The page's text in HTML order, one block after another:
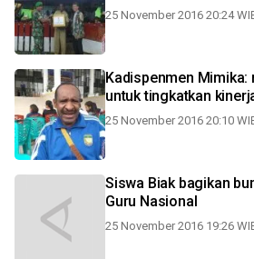
25 November 2016 20:24
Kadispenmen Mimika:
untuk tingkatkan
25 November 2016 20:10
Siswa Biak bagikan
Guru Nasional
25 November 2016 19:26